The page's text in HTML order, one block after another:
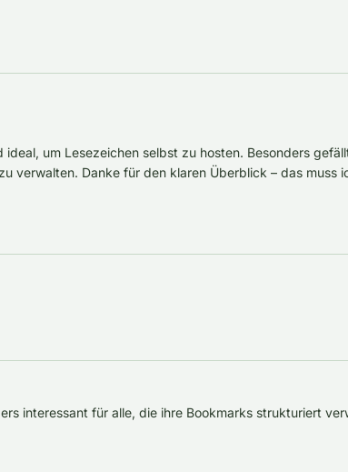
um Lesezeichen selbst zu hosten. Besonders
verwalten. Danke für den klaren Überblick – das muss
interessant für alle, die ihre Bookmarks strukturiert